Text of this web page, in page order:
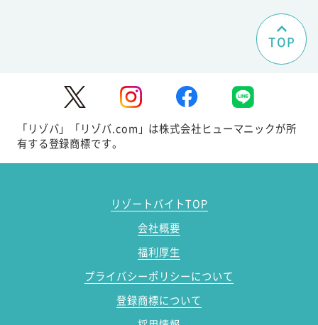
TOP
「リゾバ」「リゾバ.com」は株式会社ヒューマニックが所
有する登録商標です。
リゾートバイトTOP
会社概要
福利厚生
プライバシーポリシーについて
登録商標について